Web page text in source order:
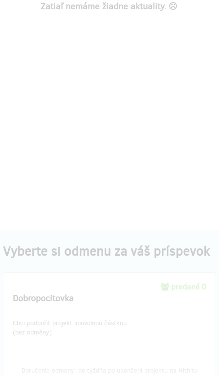
Zatiaľ nemáme žiadne aktuality.
Vyberte si odmenu za váš príspevok
predané 0
Dobropocitovka
Chci podpořit projekt libovolnou částkou.
(bez odměny)